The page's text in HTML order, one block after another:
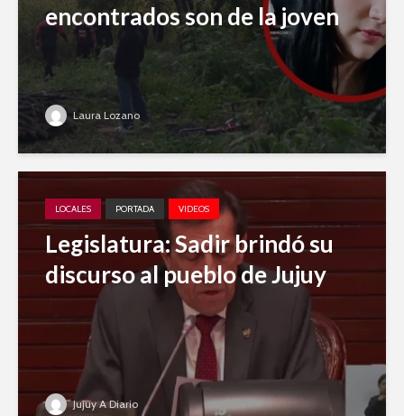
encontrados son de la joven
Laura Lozano
LOCALES PORTADA VIDEOS
Legislatura: Sadir brindó su
discurso al pueblo de Jujuy
Jujuy A Diario